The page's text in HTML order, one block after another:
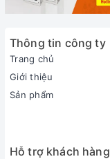
Thông tin công ty
Trang chủ
Giới thiệu
Sản phẩm
Hỗ trợ khách hàng